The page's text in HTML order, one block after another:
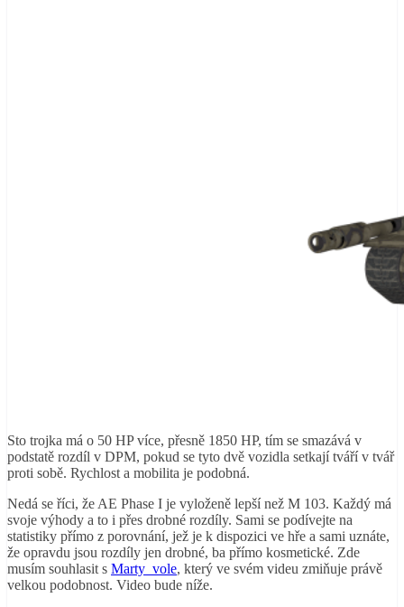
Sto trojka má o 50 HP více, přesně 1850 HP, tím se smazává v
podstatě rozdíl v DPM, pokud se tyto dvě vozidla setkají tváří v tvář
proti sobě. Rychlost a mobilita je podobná.
Nedá se říci, že AE Phase I je vyloženě lepší než M 103. Každý má
svoje výhody a to i přes drobné rozdíly. Sami se podívejte na
statistiky přímo z porovnání, jež je k dispozici ve hře a sami uznáte,
že opravdu jsou rozdíly jen drobné, ba přímo kosmetické. Zde
musím souhlasit s Marty_vole, který ve svém videu zmiňuje právě
velkou podobnost. Video bude níže.